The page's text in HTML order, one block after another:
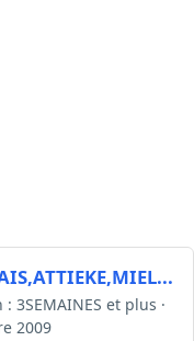
3SEMAINES et plus ·
2009